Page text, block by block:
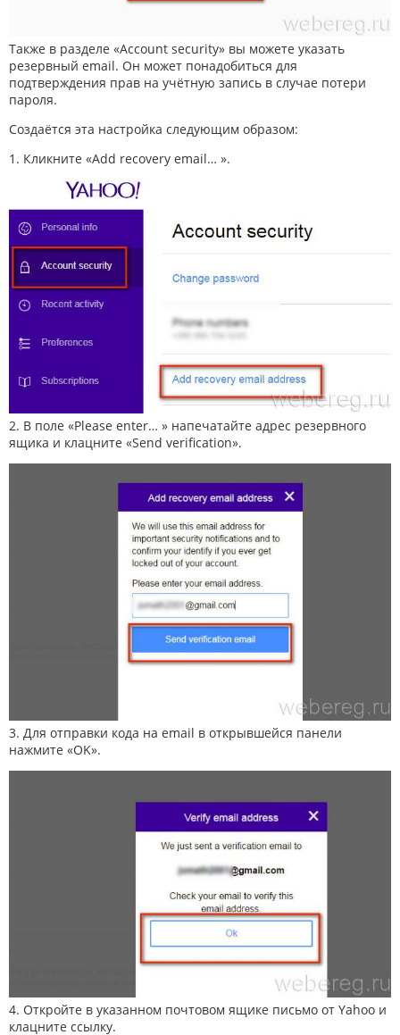
Также в разделе «Account security» вы можете указать
резервный email. Он может понадобиться для
подтверждения прав на учётную запись в случае потери
пароля.
Создаётся эта настройка следующим образом:
1. Кликните «Add recovery email… ».
2. В поле «Please enter… » напечатайте адрес резервного
ящика и клацните «Send verification».
3. Для отправки кода на email в открывшейся панели
нажмите «OK».
4. Откройте в указанном почтовом ящике письмо от Yahoo и
клацните ссылку.